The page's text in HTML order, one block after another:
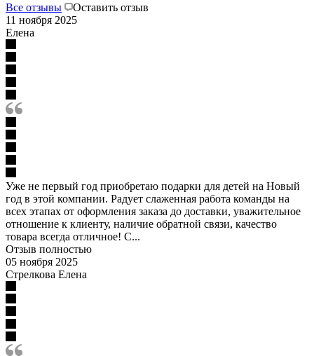
Все отзывы
Оставить отзыв
11 ноября 2025
Елена
Уже не первый год приобретаю подарки для детей на Новый
год в этой компании. Радует слаженная работа команды на
всех этапах от оформления заказа до доставки, уважительное
отношение к клиенту, наличие обратной связи, качество
товара всегда отличное! С...
Отзыв полностью
05 ноября 2025
Стрелкова Елена